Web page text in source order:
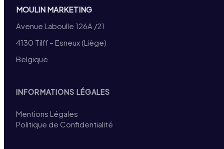
MOULIN MARKETING
Avenue Laboulle 126A /21
4130 Tilff – Esneux (Liège)
Belgique
INFORMATIONS LÉGALES
Mentions Légales
Politique de Confidentialité